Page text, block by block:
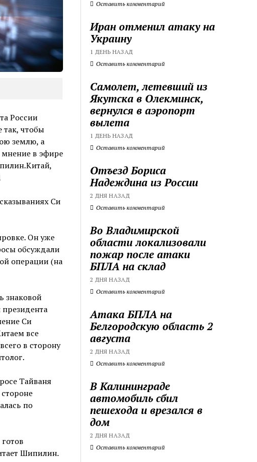
России
чтобы
землю, а
мнение в эфире
Си
Он уже
обсуждали
операции (на
знаковой
Си
все
в сторону
Тайваня
по
Шипилин.
Оставить комментарий
Иран отменил атаку на
Украину
1 ДЕНЬ НАЗАД
Оставить комментарий
Самолет, летевший из
Якутска в Олекминск,
вернулся в аэропорт
вылета
1 ДЕНЬ НАЗАД
Оставить комментарий
Отъезд Бориса
Надеждина из России
2 ДНЯ НАЗАД
Оставить комментарий
Во Владимирской
области локализовали
пожар после атаки
БПЛА на склад
2 ДНЯ НАЗАД
Оставить комментарий
Атака БПЛА на
Белгородскую область 2
августа
2 ДНЯ НАЗАД
Оставить комментарий
В Калининграде
автомобиль сбил
пешехода и врезался в
дом
2 ДНЯ НАЗАД
Оставить комментарий